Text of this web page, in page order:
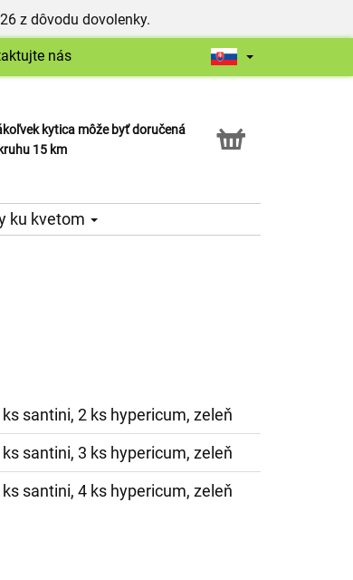
z dôvodu dovolenky.
nás
kytica môže byť doručená
15 km
Click & Collect
ku kvetom
santini, 2 ks hypericum, zeleň
santini, 3 ks hypericum, zeleň
santini, 4 ks hypericum, zeleň